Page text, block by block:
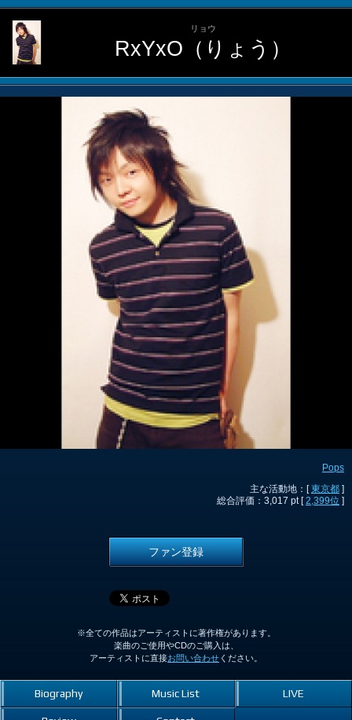
リョウ
RxYxO（りょう）
Pops
主な活動地：[東京都 ]
総合評価：3,017 pt [2,399位 ]
ファン登録
※全ての作品はアーティストに著作権があります。
楽曲のご使用やCDのご購入は、
アーティストに直接お問い合わせ ください。
Biography Music List LIVE